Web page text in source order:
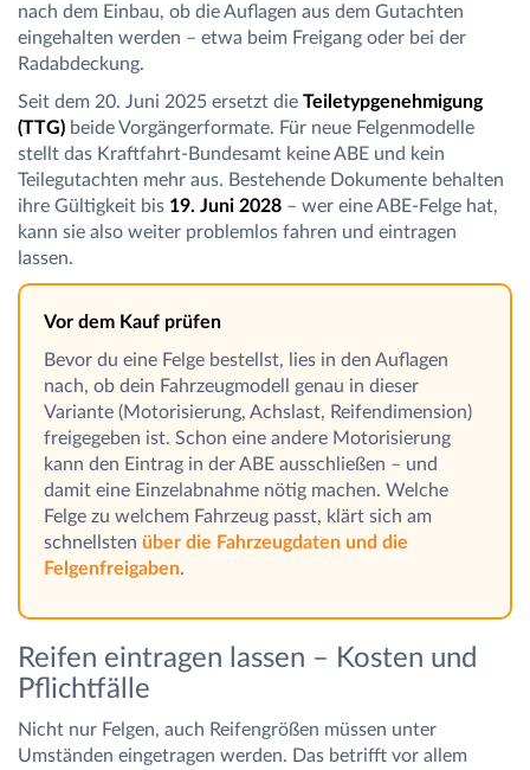
nach dem Einbau, ob die Auflagen aus dem Gutachten
eingehalten werden – etwa beim Freigang oder bei der
Radabdeckung.
Seit dem 20. Juni 2025 ersetzt die Teiletypgenehmigung
(TTG) beide Vorgängerformate. Für neue Felgenmodelle
stellt das Kraftfahrt-Bundesamt keine ABE und kein
Teilegutachten mehr aus. Bestehende Dokumente behalten
ihre Gültigkeit bis 19. Juni 2028 – wer eine ABE-Felge hat,
kann sie also weiter problemlos fahren und eintragen
lassen.
Vor dem Kauf prüfen
Bevor du eine Felge bestellst, lies in den Auflagen
nach, ob dein Fahrzeugmodell genau in dieser
Variante (Motorisierung, Achslast, Reifendimension)
freigegeben ist. Schon eine andere Motorisierung
kann den Eintrag in der ABE ausschließen – und
damit eine Einzelabnahme nötig machen. Welche
Felge zu welchem Fahrzeug passt, klärt sich am
schnellsten über die Fahrzeugdaten und die
Felgenfreigaben.
Reifen eintragen lassen – Kosten und
Pflichtfälle
Nicht nur Felgen, auch Reifengrößen müssen unter
Umständen eingetragen werden. Das betrifft vor allem